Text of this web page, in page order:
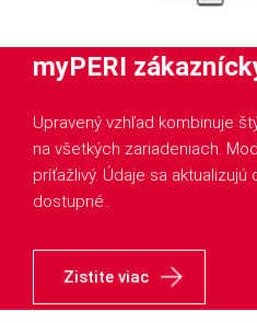
myPERI
Upravený vzhľad kombinuje
na všetkých zariadeniach.
príťažlivý. Údaje sa
dostupné..
Zistite viac